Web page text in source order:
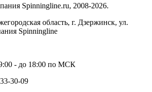
Spinningline.ru, 2008-2026.
область, г. Дзержинск, ул.
Spinningline
- до 18:00 по МСК
30-09